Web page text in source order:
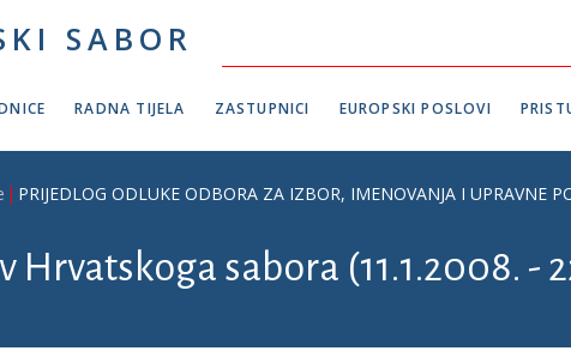
SABOR
RADNA TIJELA ZASTUPNICI EUROPSKI POSLOVI
PRIJEDLOG ODLUKE ODBORA ZA IZBOR, IMENOVANJA I UPRAVNE
Hrvatskoga sabora (11.1.2008. -